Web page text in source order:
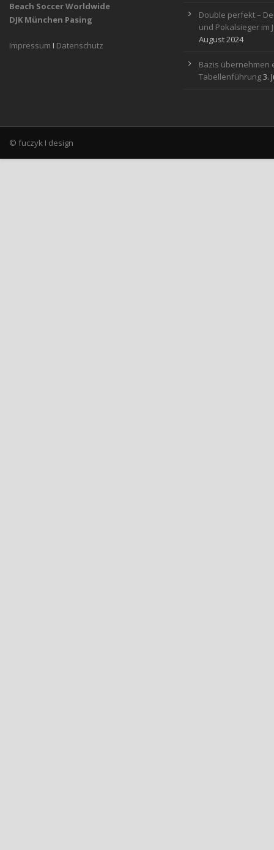
Beach Soccer Worldwide
DJK München Pasing
Impressum I Datenschutz
Double perfekt –
und Pokalsieger im
August 2024
Bazis übernehmen
Tabellenführung3.
© fuczyk I design